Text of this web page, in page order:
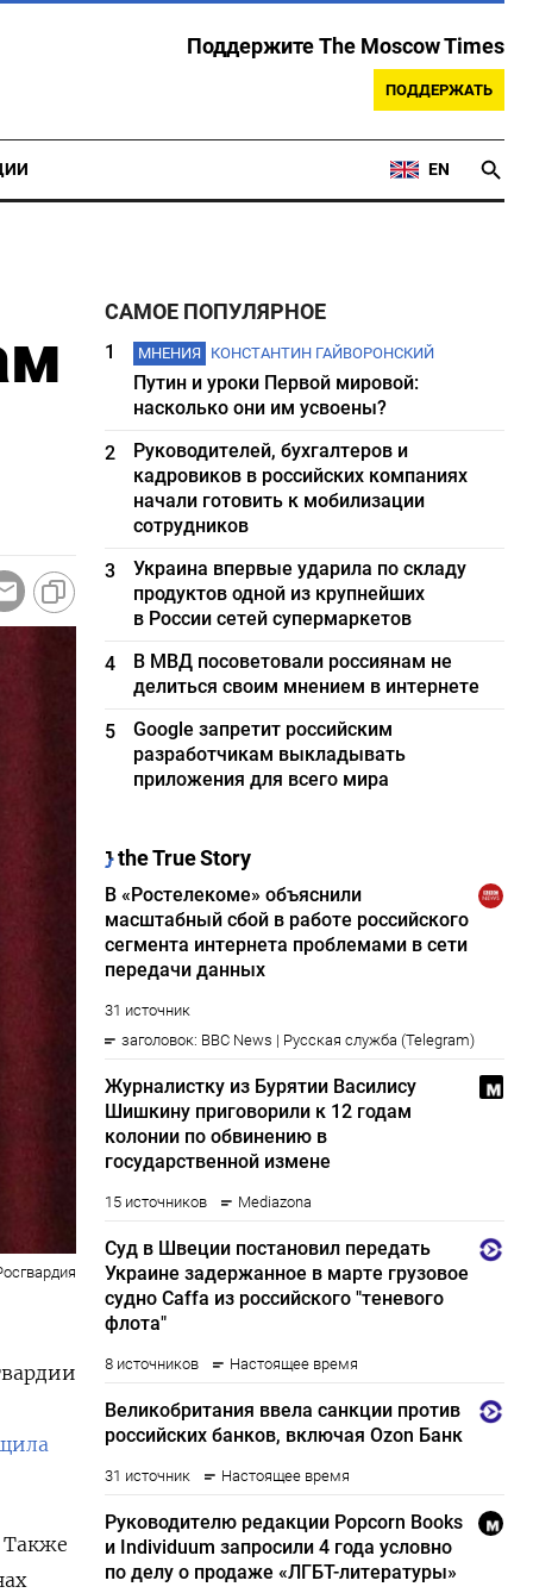
Поддержите The Moscow Times
ПОДДЕРЖАТЬ
EN
Также
САМОЕ ПОПУЛЯРНОЕ
1 МНЕНИЯ КОНСТАНТИН ГАЙВОРОНСКИЙ
Путин и уроки Первой мировой:
насколько они им усвоены?
2
Руководителей, бухгалтеров и
кадровиков в российских компаниях
начали готовить к мобилизации
сотрудников
3
Украина впервые ударила по складу
продуктов одной из крупнейших
в России сетей супермаркетов
4
В МВД посоветовали россиянам не
делиться своим мнением в интернете
5
Google запретит российским
разработчикам выкладывать
приложения для всего мира